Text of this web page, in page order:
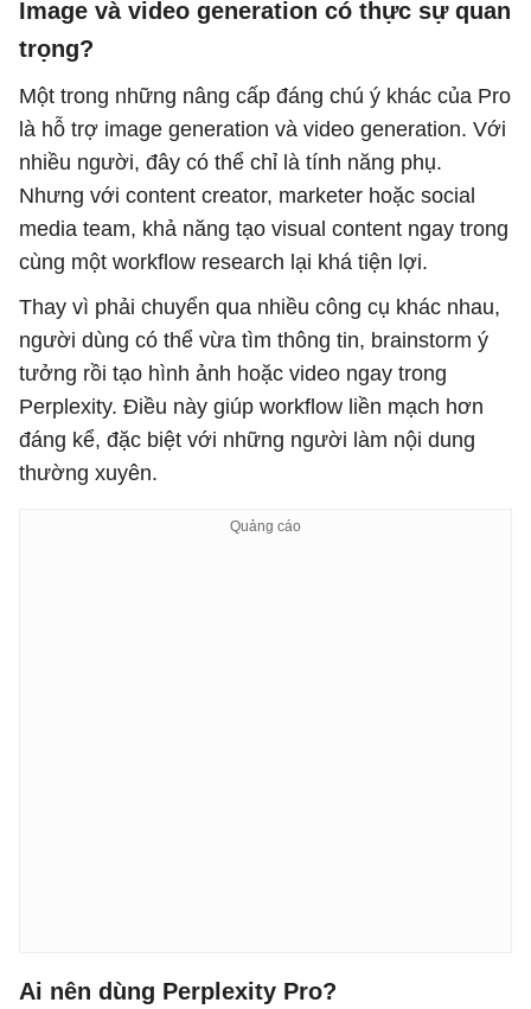
Image và video generation có thực sự quan
trọng?
Một trong những nâng cấp đáng chú ý khác của Pro
là hỗ trợ image generation và video generation. Với
nhiều người, đây có thể chỉ là tính năng phụ.
Nhưng với content creator, marketer hoặc social
media team, khả năng tạo visual content ngay trong
cùng một workflow research lại khá tiện lợi.
Thay vì phải chuyển qua nhiều công cụ khác nhau,
người dùng có thể vừa tìm thông tin, brainstorm ý
tưởng rồi tạo hình ảnh hoặc video ngay trong
Perplexity. Điều này giúp workflow liền mạch hơn
đáng kể, đặc biệt với những người làm nội dung
thường xuyên.
Ai nên dùng Perplexity Pro?